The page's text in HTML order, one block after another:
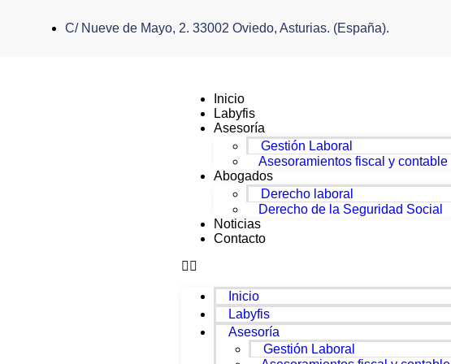
C/ Nueve de Mayo, 2. 33002 Oviedo, Asturias. (España).
Inicio
Labyfis
Asesoría
Gestión Laboral
Asesoramientos fiscal y contable
Abogados
Derecho laboral
Derecho de la Seguridad Social
Noticias
Contacto
Inicio
Labyfis
Asesoría
Gestión Laboral